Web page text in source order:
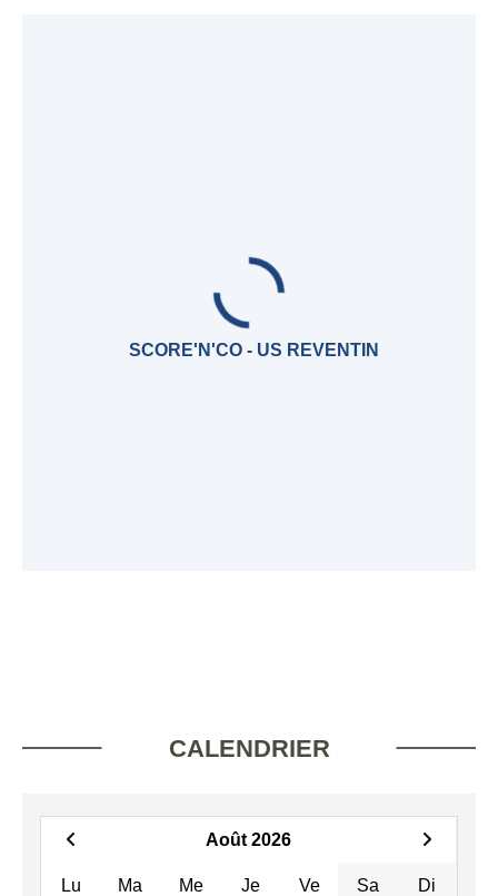
SCORE'N'CO - US REVENTIN
CALENDRIER
Août 2026
Lu Ma Me Je Ve Sa Di